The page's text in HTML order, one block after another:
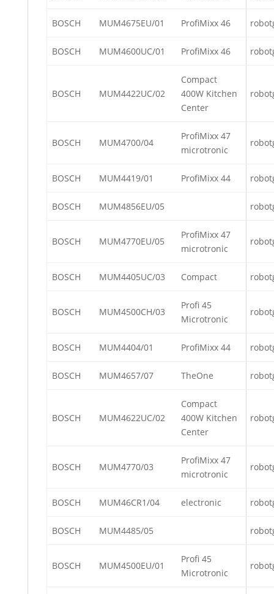
BOSCH MUM4675EU/01 ProfiMixx 46
BOSCH MUM4600UC/01 ProfiMixx 46
BOSCH MUM4422UC/02
Compact
400W Kitchen
Center
BOSCH MUM4700/04
ProfiMixx 47
microtronic
BOSCH MUM4419/01 ProfiMixx 44
BOSCH MUM4856EU/05
BOSCH MUM4770EU/05
ProfiMixx 47
microtronic
BOSCH MUM4405UC/03 Compact
BOSCH MUM4500CH/03
Profi 45
Microtronic
BOSCH MUM4404/01 ProfiMixx 44
BOSCH MUM4657/07 TheOne
BOSCH MUM4622UC/02
Compact
400W Kitchen
Center
BOSCH MUM4770/03
ProfiMixx 47
microtronic
BOSCH MUM46CR1/04 electronic
BOSCH MUM4485/05
BOSCH MUM4500EU/01
Profi 45
Microtronic